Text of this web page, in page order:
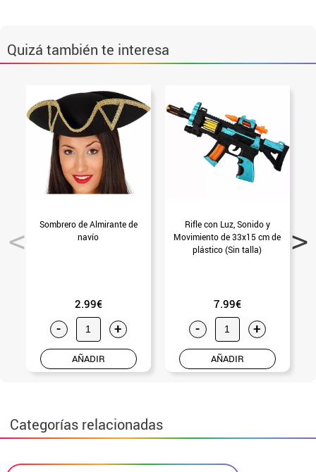
Quizá también te interesa
Sombrero de Almirante de
navío
2.99€
- +
AÑADIR
Rifle con Luz, Sonido y
Movimiento de 33x15 cm de
plástico (Sin talla)
7.99€
- +
AÑADIR
Categorías relacionadas